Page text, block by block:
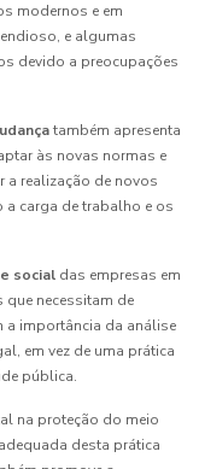
modernos e em
e algumas
devido a preocupações
também apresenta
às novas normas e
a realização de novos
carga de trabalho e os
social das empresas em
que necessitam de
a importância da análise
em vez de uma prática
pública.
na proteção do meio
desta prática